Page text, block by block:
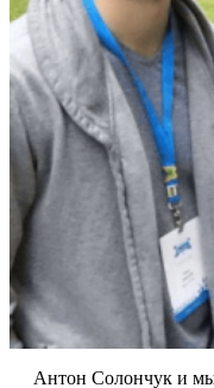
Антон Солончук и